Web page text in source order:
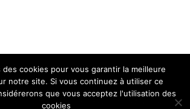
des cookies pour vous garantir la meilleure
notre site. Si vous continuez à utiliser ce
que vous acceptez l'utilisation des
cookies